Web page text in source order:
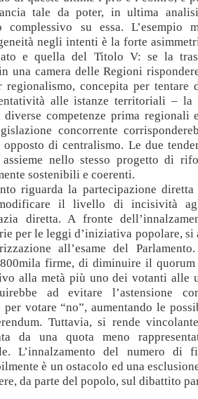
tale da poter, in ultima
complessivo su essa. L’esempio
negli intenti è la forte
e quella del Titolo V: se la
una camera delle Regioni
regionalismo, concepita per tentare
alle istanze territoriali – la
diverse competenze prima regionali
concorrente
opposto di centralismo. Le due
assieme nello stesso progetto di
sostenibili e coerenti.
riguarda la partecipazione
il livello di incisività
diretta. A fronte
per le leggi d’iniziativa popolare, si
all’esame del
firme, di diminuire il quorum
alla metà più uno dei votanti alle
ad evitare l’astensione
per votare “no”, aumentando le
Tuttavia, si rende
da una quota meno
L’innalzamento del numero di
è un ostacolo ed una
da parte del popolo, sul dibattito